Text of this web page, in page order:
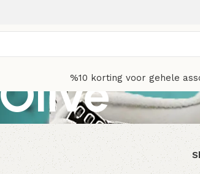
%10 korting voor gehele